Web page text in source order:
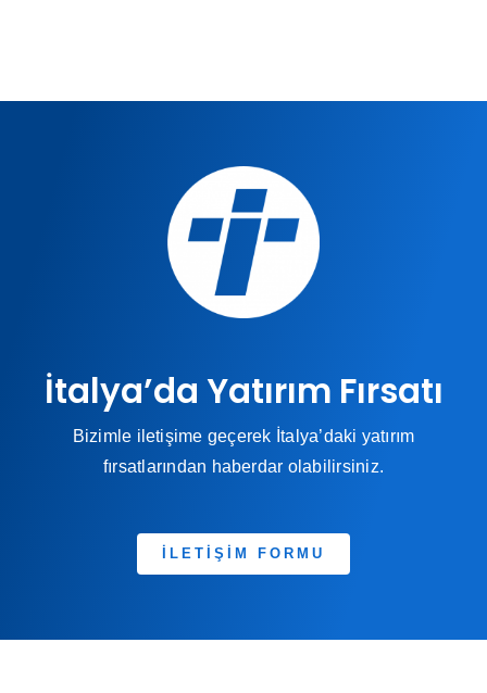
İtalya’da Yatırım Fırsatı
Bizimle iletişime geçerek İtalya’daki yatırım
fırsatlarından haberdar olabilirsiniz.
İLETİŞİM FORMU